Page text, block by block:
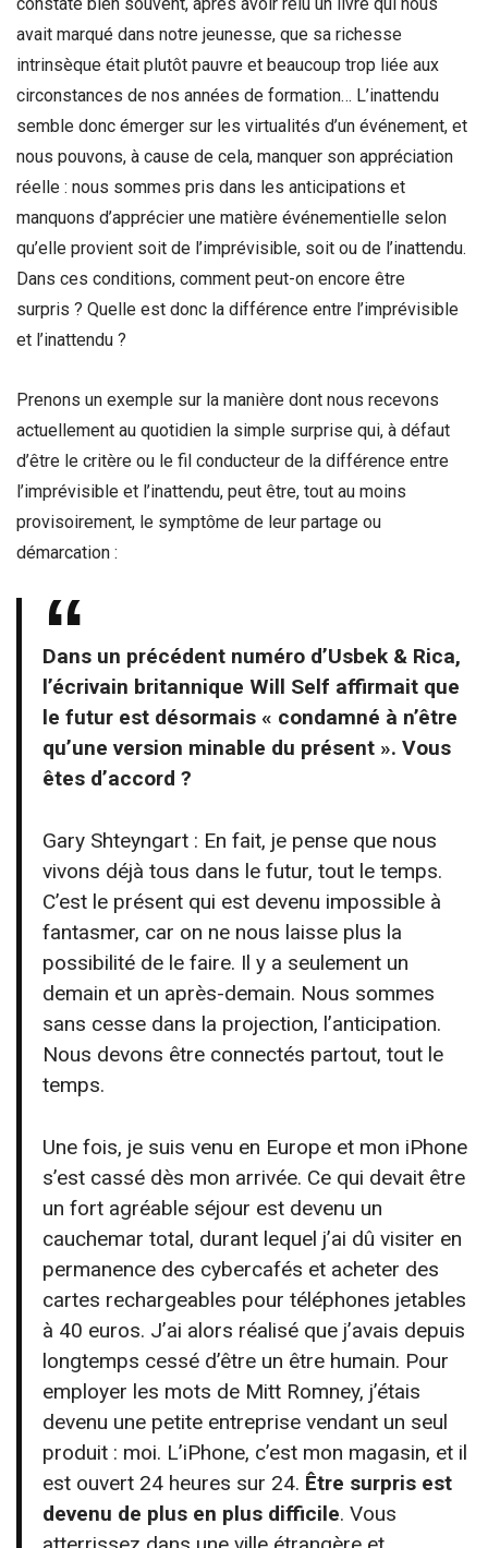
avait marqué dans notre jeunesse, que sa richesse
intrinsèque était plutôt pauvre et beaucoup trop liée aux
circonstances de nos années de formation… L’inattendu
semble donc émerger sur les virtualités d’un événement, et
nous pouvons, à cause de cela, manquer son appréciation
réelle : nous sommes pris dans les anticipations et
manquons d’apprécier une matière événementielle selon
qu’elle provient soit de l’imprévisible, soit ou de l’inattendu.
Dans ces conditions, comment peut-on encore être
surpris ? Quelle est donc la différence entre l’imprévisible
et l’inattendu ?
Prenons un exemple sur la manière dont nous recevons
actuellement au quotidien la simple surprise qui, à défaut
d’être le critère ou le fil conducteur de la différence entre
l’imprévisible et l’inattendu, peut être, tout au moins
provisoirement, le symptôme de leur partage ou
démarcation :
Dans un précédent numéro d’Usbek & Rica,
l’écrivain britannique Will Self affirmait que
le futur est désormais « condamné à n’être
qu’une version minable du présent ». Vous
êtes d’accord ?
Gary Shteyngart : En fait, je pense que nous
vivons déjà tous dans le futur, tout le temps.
C’est le présent qui est devenu impossible à
fantasmer, car on ne nous laisse plus la
possibilité de le faire. Il y a seulement un
demain et un après-demain. Nous sommes
sans cesse dans la projection, l’anticipation.
Nous devons être connectés partout, tout le
temps.
Une fois, je suis venu en Europe et mon iPhone
s’est cassé dès mon arrivée. Ce qui devait être
un fort agréable séjour est devenu un
cauchemar total, durant lequel j’ai dû visiter en
permanence des cybercafés et acheter des
cartes rechargeables pour téléphones jetables
à 40 euros. J’ai alors réalisé que j’avais depuis
longtemps cessé d’être un être humain. Pour
employer les mots de Mitt Romney, j’étais
devenu une petite entreprise vendant un seul
produit : moi. L’iPhone, c’est mon magasin, et il
est ouvert 24 heures sur 24. Être surpris est
devenu de plus en plus difficile. Vous